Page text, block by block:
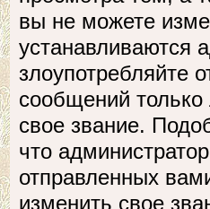
вы не можете
устанавливаются
злоупотребляйте
сообщений
свое звание.
что
отправленных
изменить свое